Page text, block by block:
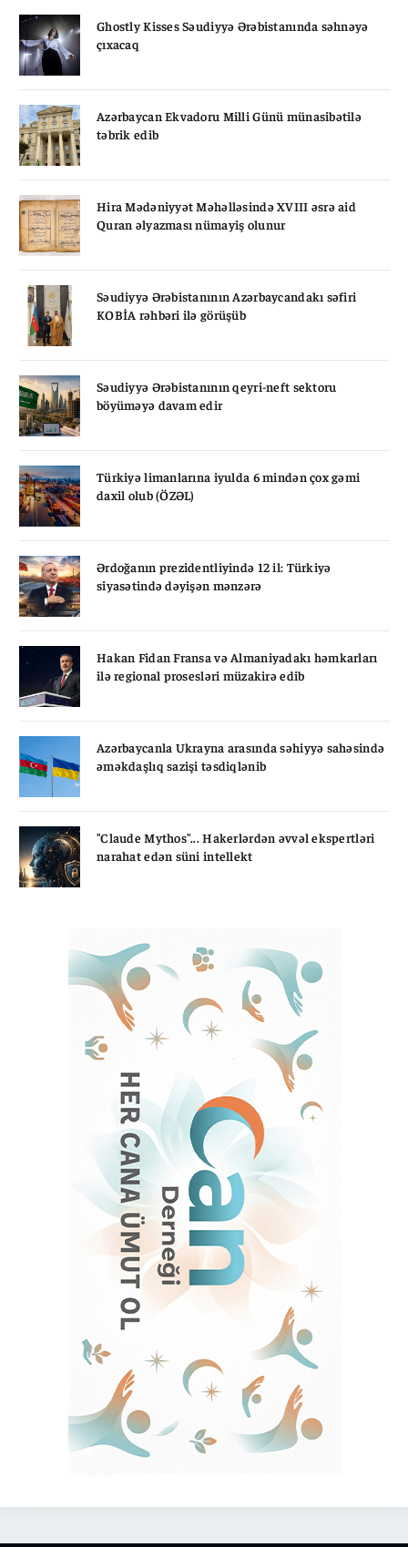
Ghostly Kisses Səudiyyə Ərəbistanında səhnəyə
çıxacaq
Azərbaycan Ekvadoru Milli Günü münasibətilə
təbrik edib
Hira Mədəniyyət Məhəlləsində XVIII əsrə aid
Quran əlyazması nümayiş olunur
Səudiyyə Ərəbistanının Azərbaycandakı səfiri
KOBİA rəhbəri ilə görüşüb
Səudiyyə Ərəbistanının qeyri-neft sektoru
böyüməyə davam edir
Türkiyə limanlarına iyulda 6 mindən çox gəmi
daxil olub (ÖZƏL)
Ərdoğanın prezidentliyində 12 il: Türkiyə
siyasətində dəyişən mənzərə
Hakan Fidan Fransa və Almaniyadakı həmkarları
ilə regional prosesləri müzakirə edib
Azərbaycanla Ukrayna arasında səhiyyə sahəsində
əməkdaşlıq sazişi təsdiqlənib
"Claude Mythos"... Hakerlərdən əvvəl ekspertləri
narahat edən süni intellekt